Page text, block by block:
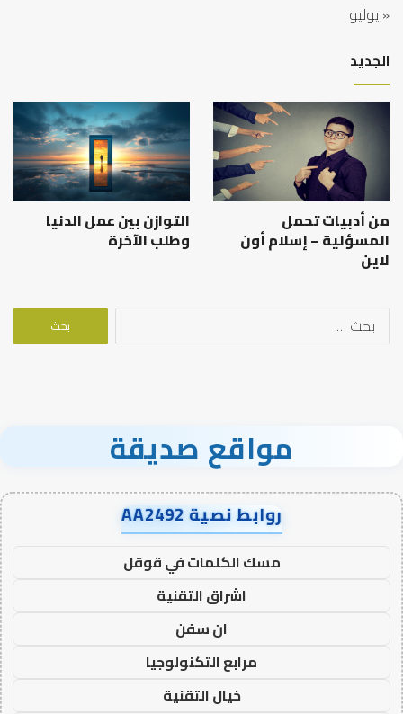
« يوليو
الجديد
من أدبيات تحمل
المسؤلية – إسلام أون
لاين
التوازن بين عمل الدنيا
وطلب الآخرة
البحث
مواقع صديقة
روابط نصية AA2492
مسك الكلمات في قوقل
اشراق التقنية
ان سفن
مرابع التكنولوجيا
خيال التقنية